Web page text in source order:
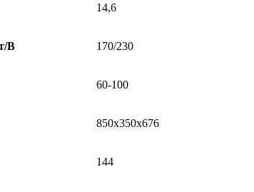
14,6
В 170/230
60-100
850х350х676
144